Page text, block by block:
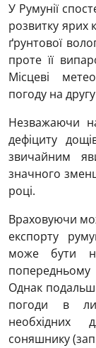
У Румунії
розвитку ярих
ґрунтової
проте її
Місцеві
погоду на
Незважаючи
дефіциту
звичайним
значного
році.
Враховуючи
експорту
може бути
Однак
погоди в
необхідних
соняшнику